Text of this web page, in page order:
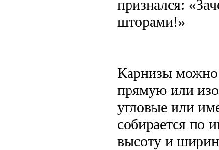
признался:
шторами!»
Карнизы можно
прямую или
угловые или
собирается по
высоту и